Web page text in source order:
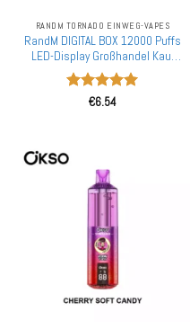
RANDM TORNADO EINWEG-VAPES
RandM DIGITAL BOX 12000 Puffs
LED-Display Großhandel Kauf
Aufladbare Einweg-E-Zigarette
Großhandel
Bewertet
€6.54